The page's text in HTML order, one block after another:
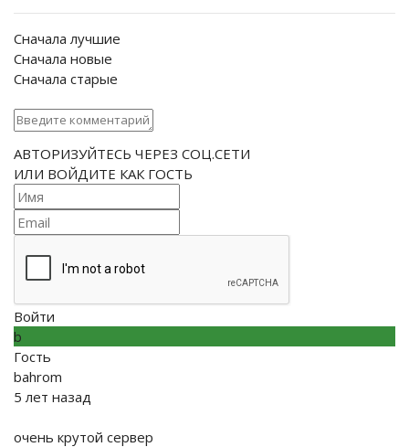
12
Garik 16
25:41
13
ПИПИСЬКА
14
Samurai
15
[R35] Player
16
ShArAvOi
17
AnastaciA
Сначала лучшие
Сначала новые
Сначала старые
АВТОРИЗУЙТЕСЬ ЧЕРЕЗ СОЦ.СЕТИ
ИЛИ ВОЙДИТЕ КАК ГОСТЬ
Войти
b
Гость
bahrom
5 лет назад
очень крутой сервер